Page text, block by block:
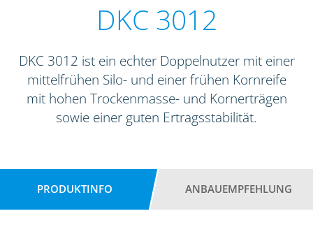
DKC 3012
DKC 3012 ist ein echter Doppelnutzer mit einer
mittelfrühen Silo- und einer frühen Kornreife
mit hohen Trockenmasse- und Kornerträgen
sowie einer guten Ertragsstabilität.
PRODUKTINFO ANBAUEMPFEHLUNG